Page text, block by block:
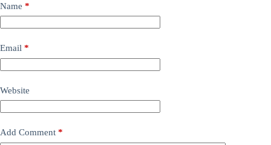
Name *
Email *
Website
Add Comment *